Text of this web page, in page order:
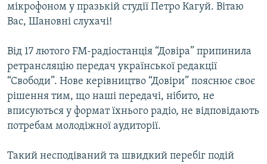
ФОТО
ПОДКАСТИ
КРИМ РЕАЛІЇ
РУС
УКР
мікрофоном у празькій студії Петро Кагуй. Вітаю
Вас, Шановні слухачі!
Від 17 лютого FM-радіостанція “Довіра” припинила
ретрансляцію передач української редакції
“Свободи”. Нове керівництво “Довіри” пояснює своє
рішення тим, що наші передачі, нібито, не
вписуються у формат їхнього радіо, не відповідають
потребам молодіжної аудиторії.
Такий несподіваний та швидкий перебіг подій